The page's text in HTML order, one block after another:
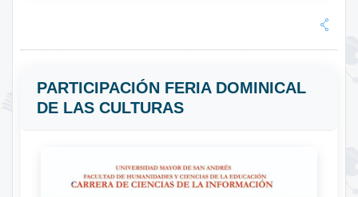
PARTICIPACIÓN FERIA DOMINICAL
DE LAS CULTURAS